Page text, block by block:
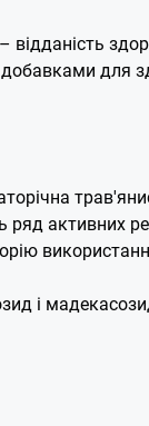
відданість
добавками для
ряд активних
і